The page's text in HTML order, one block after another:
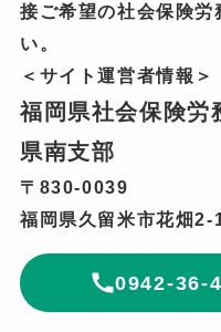
接ご希望の社会保険労
い。
＜サイト運営者情報＞
福岡県社会保険労
県南支部
〒830-0039
福岡県久留米市花畑2-
0942-36-